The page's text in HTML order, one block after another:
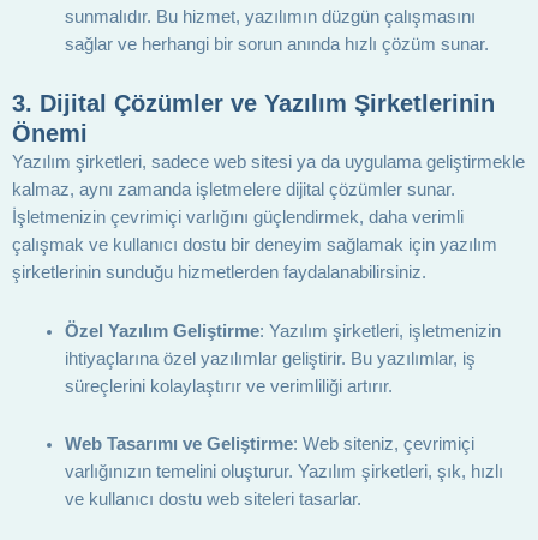
sunmalıdır. Bu hizmet, yazılımın düzgün çalışmasını
sağlar ve herhangi bir sorun anında hızlı çözüm sunar.
3. Dijital Çözümler ve Yazılım Şirketlerinin
Önemi
Yazılım şirketleri, sadece web sitesi ya da uygulama geliştirmekle
kalmaz, aynı zamanda işletmelere dijital çözümler sunar.
İşletmenizin çevrimiçi varlığını güçlendirmek, daha verimli
çalışmak ve kullanıcı dostu bir deneyim sağlamak için yazılım
şirketlerinin sunduğu hizmetlerden faydalanabilirsiniz.
Özel Yazılım Geliştirme: Yazılım şirketleri, işletmenizin
ihtiyaçlarına özel yazılımlar geliştirir. Bu yazılımlar, iş
süreçlerini kolaylaştırır ve verimliliği artırır.
Web Tasarımı ve Geliştirme: Web siteniz, çevrimiçi
varlığınızın temelini oluşturur. Yazılım şirketleri, şık, hızlı
ve kullanıcı dostu web siteleri tasarlar.